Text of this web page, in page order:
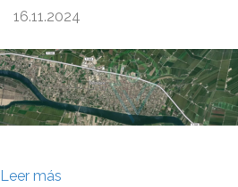
16.11.2024
Leer más